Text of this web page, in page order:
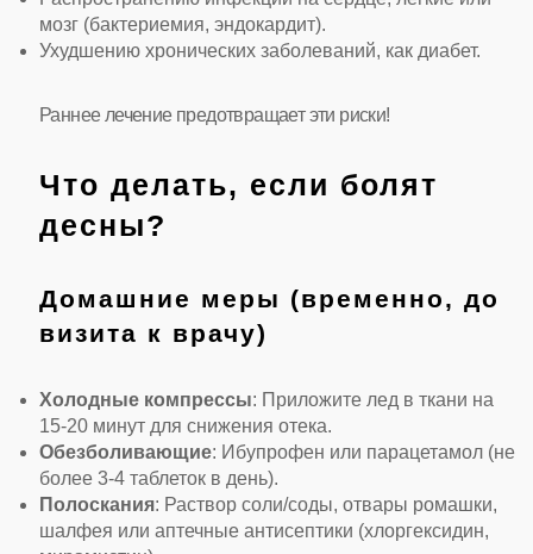
мозг (бактериемия, эндокардит).
Ухудшению хронических заболеваний, как диабет.
Раннее лечение предотвращает эти риски!
Что делать, если болят
десны?
Домашние меры (временно, до
визита к врачу)
Холодные компрессы: Приложите лед в ткани на
15-20 минут для снижения отека.
Обезболивающие: Ибупрофен или парацетамол (не
более 3-4 таблеток в день).
Полоскания: Раствор соли/соды, отвары ромашки,
шалфея или аптечные антисептики (хлоргексидин,